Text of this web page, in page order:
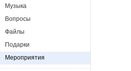
Музыка
Вопросы
Файлы
Подарки
Мероприятия